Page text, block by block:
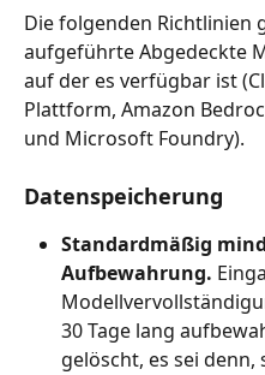
Die folgenden Richtlinien
aufgeführte Abgedeckte
auf der es verfügbar ist
Plattform, Amazon
und Microsoft Foundry).
Datenspeicherung
Standardmäßig
Aufbewahrung.
30 Tage lang
gelöscht, es sei